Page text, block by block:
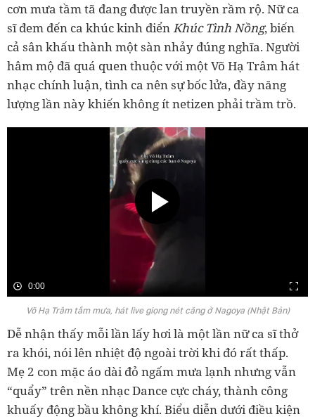
cơn mưa tầm tã đang được lan truyền rầm rộ. Nữ ca
sĩ đem đến ca khúc kinh điểnKhúc Tình Nồng, biến
cả sân khấu thành một sàn nhảy đúng nghĩa. Người
hâm mộ đã quá quen thuộc với một Võ Hạ Trâm hát
nhạc chính luận, tình ca nên sự bốc lửa, đầy năng
lượng lần này khiến không ít netizen phải trầm trồ.
0:00
Võ Hạ Trâm tắm mưa, hát live giọng nét căng ở Nagoya (Nhật Bản)
Dễ nhận thấy mỗi lần lấy hơi là một lần nữ ca sĩ thở
ra khói, nói lên nhiệt độ ngoài trời khi đó rất thấp.
Mẹ 2 con mặc áo dài đỏ ngấm mưa lạnh nhưng vẫn
“quẩy” trên nền nhạc Dance cực cháy, thành công
khuấy động bầu không khí. Biểu diễn dưới điều kiện